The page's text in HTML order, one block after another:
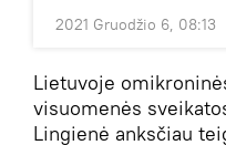
2021 Gruodžio 6, 08:13
Lietuvoje
visuomenės
Lingienė anksčiau